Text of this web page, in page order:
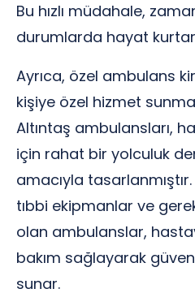
Bu hızlı müdahale,
durumlarda hayat
Ayrıca, özel ambulans
kişiye özel hizmet
Altıntaş ambulansları,
için rahat bir yolculuk
amacıyla
tıbbi ekipmanlar ve
olan ambulanslar,
bakım sağlayarak
sunar.